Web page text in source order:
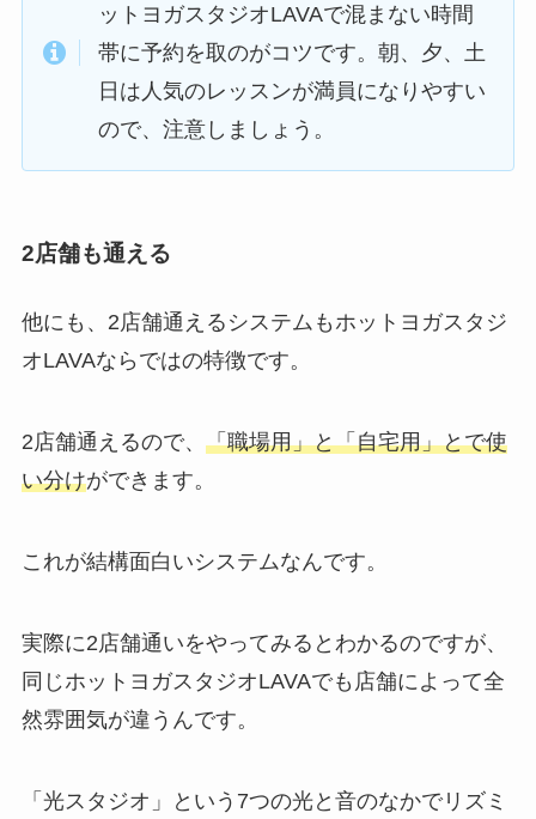
ットヨガスタジオLAVAで混まない時間
帯に予約を取のがコツです。朝、夕、土
日は人気のレッスンが満員になりやすい
ので、注意しましょう。
2店舗も通える
他にも、2店舗通えるシステムもホットヨガスタジ
オLAVAならではの特徴です。
2店舗通えるので、 「職場用」と「自宅用」とで使
い分けができます。
これが結構面白いシステムなんです。
実際に2店舗通いをやってみるとわかるのですが、
同じホットヨガスタジオLAVAでも店舗によって全
然雰囲気が違うんです。
「光スタジオ」
という7つの光と音のなかでリズミ